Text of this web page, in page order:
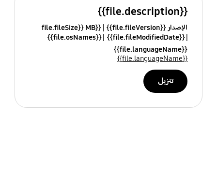
{{file.description}}
الإصدار {{file.fileVersion}}
{{file.fileSize}} MB
{{file.fileModifiedDate}}
{{file.osNames}}
{{file.languageName}}
{{file.languageName}}
تنزيل